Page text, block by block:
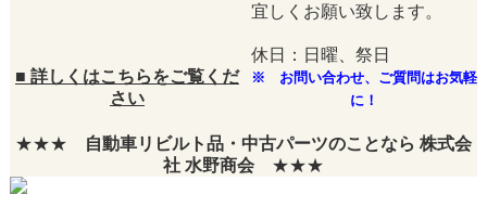
宜しくお願い致します。
休日：日曜、祭日
■ 詳しくはこちらをご覧くだ
さい
※ お問い合わせ、ご質問はお気軽
に！
★★★
自動車リビルト品・中古パーツのことなら 株式会
社 水野商会
★★★